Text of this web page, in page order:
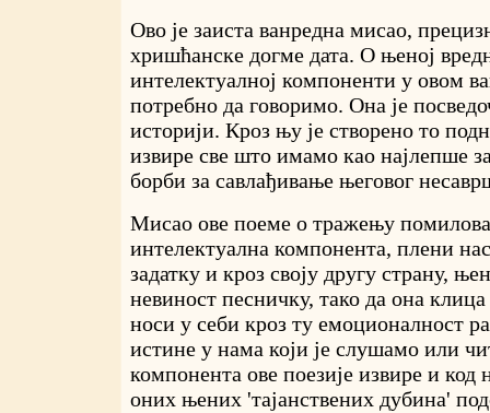
Ово је заиста ванредна мисао,
хришћанске догме дата. О њеној
интелектуалној компоненти у овом
потребно да говоримо. Она је
историји. Кроз њу је створено то
извире све што имамо као најлепше
борби за савлађивање његовог
Мисао ове поеме о тражењу
интелектуална компонента, плени
задатку и кроз своју другу страну,
невиност песничку, тако да она клица
носи у себи кроз ту емоционалност
истине у нама који је слушамо или
компонента ове поезије извире и код
оних њених 'тајанствених дубина'